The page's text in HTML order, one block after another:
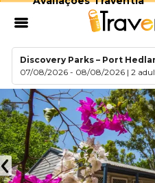
Discovery Parks – Port
07/08/2026 - 08/08/2026 |2